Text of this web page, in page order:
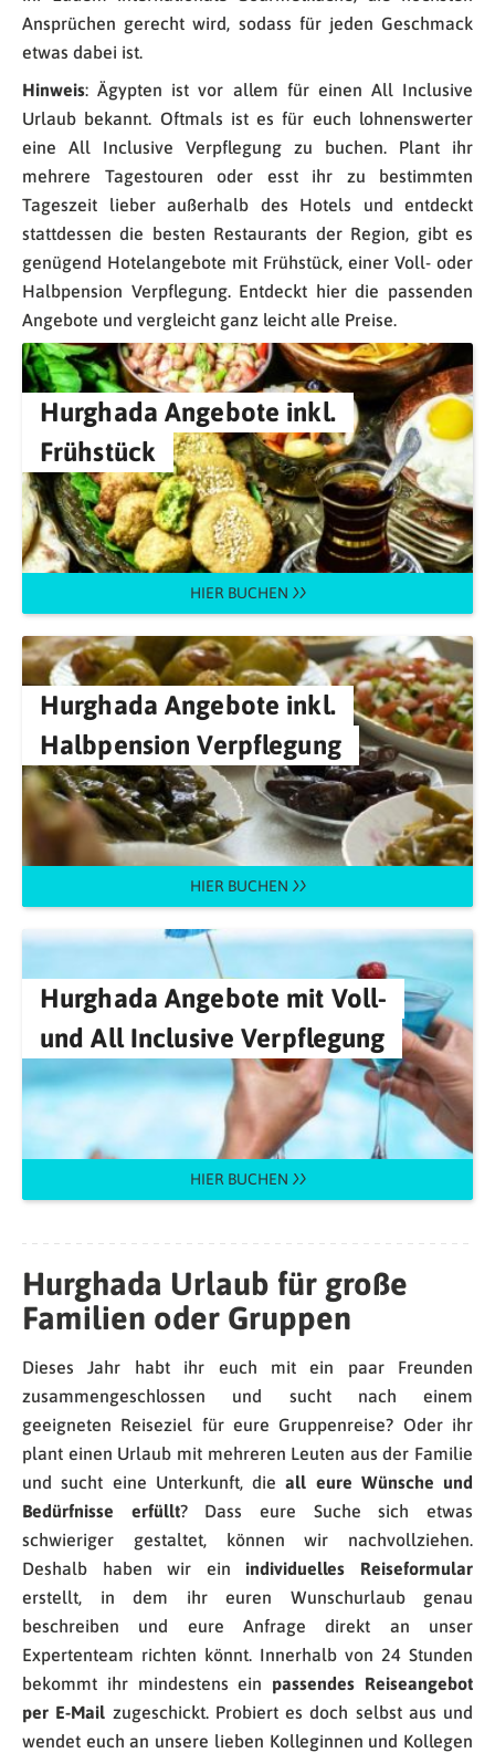
Ansprüchen gerecht wird, sodass für jeden Geschmack
etwas dabei ist.
Hinweis: Ägypten ist vor allem für einen All Inclusive
Urlaub bekannt. Oftmals ist es für euch lohnenswerter
eine All Inclusive Verpflegung zu buchen. Plant ihr
mehrere Tagestouren oder esst ihr zu bestimmten
Tageszeit lieber außerhalb des Hotels und entdeckt
stattdessen die besten Restaurants der Region, gibt es
genügend Hotelangebote mit Frühstück, einer Voll- oder
Halbpension Verpflegung. Entdeckt hier die passenden
Angebote und vergleicht ganz leicht alle Preise.
Hurghada Angebote inkl.
Frühstück
HIER BUCHEN
Hurghada Angebote inkl.
Halbpension Verpflegung
HIER BUCHEN
Hurghada Angebote mit Voll-
und All Inclusive Verpflegung
HIER BUCHEN
Hurghada Urlaub für große
Familien oder Gruppen
Dieses Jahr habt ihr euch mit ein paar Freunden
zusammengeschlossen und sucht nach einem
geeigneten Reiseziel für eure Gruppenreise? Oder ihr
plant einen Urlaub mit mehreren Leuten aus der Familie
und sucht eine Unterkunft, dieall eure Wünsche und
Bedürfnisse erfüllt? Dass eure Suche sich etwas
schwieriger gestaltet, können wir nachvollziehen.
Deshalb haben wir ein individuelles Reiseformular
erstellt, in dem ihr euren Wunschurlaub genau
beschreiben und eure Anfrage direkt an unser
Expertenteam richten könnt. Innerhalb von 24 Stunden
bekommt ihr mindestens ein passendes Reiseangebot
per E-Mail zugeschickt. Probiert es doch selbst aus und
wendet euch an unsere lieben Kolleginnen und Kollegen